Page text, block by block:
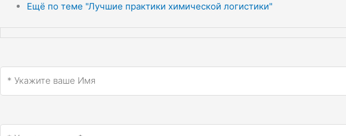
Ещё по теме "Лучшие практики химической логистики"